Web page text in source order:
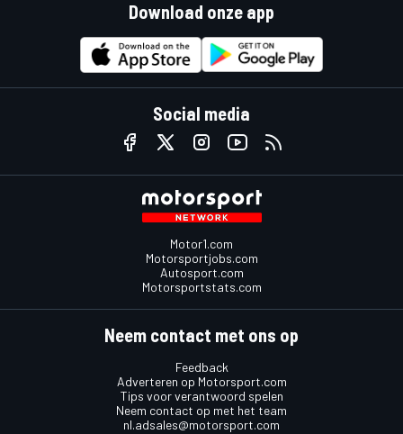
Download onze app
Social media
Motor1.com
Motorsportjobs.com
Autosport.com
Motorsportstats.com
Neem contact met ons op
Feedback
Adverteren op Motorsport.com
Tips voor verantwoord spelen
Neem contact op met het team
nl.adsales@motorsport.com